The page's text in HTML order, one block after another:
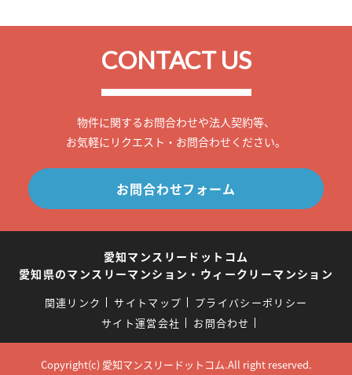
CONTACT US
物件に関するお問合わせや法人契約等、
お気軽にリクエスト・お問合わせください。
お問合わせフォーム
愛知マンスリードットコム
愛知県のマンスリーマンション・ウィークリーマンション
関連リンク サイトマップ
プライバシーポリシー
サイト運営会社
お問合わせ
Copyright(c) 愛知マンスリードットコム.All right reserved.